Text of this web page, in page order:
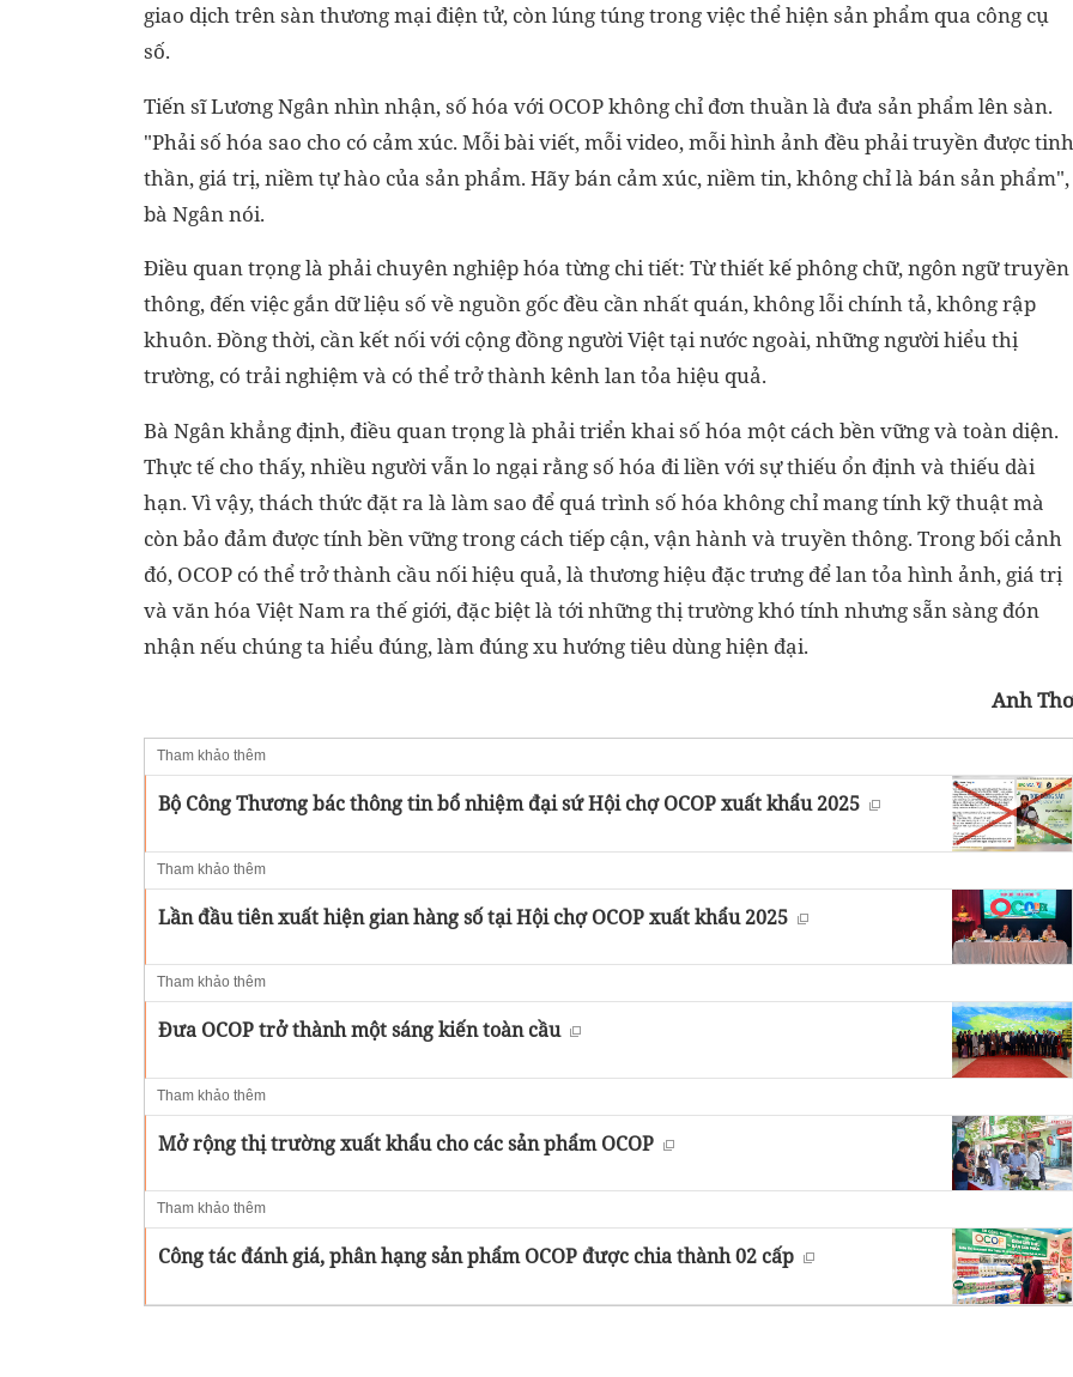
giao dịch trên sàn thương mại điện tử, còn lúng túng trong việc thể hiện sản phẩm qua công cụ
số.
Tiến sĩ Lương Ngân nhìn nhận, số hóa với OCOP không chỉ đơn thuần là đưa sản phẩm lên sàn.
"Phải số hóa sao cho có cảm xúc. Mỗi bài viết, mỗi video, mỗi hình ảnh đều phải truyền được tinh
thần, giá trị, niềm tự hào của sản phẩm. Hãy bán cảm xúc, niềm tin, không chỉ là bán sản phẩm",
bà Ngân nói.
Điều quan trọng là phải chuyên nghiệp hóa từng chi tiết: Từ thiết kế phông chữ, ngôn ngữ truyền
thông, đến việc gắn dữ liệu số về nguồn gốc đều cần nhất quán, không lỗi chính tả, không rập
khuôn. Đồng thời, cần kết nối với cộng đồng người Việt tại nước ngoài, những người hiểu thị
trường, có trải nghiệm và có thể trở thành kênh lan tỏa hiệu quả.
Bà Ngân khẳng định, điều quan trọng là phải triển khai số hóa một cách bền vững và toàn diện.
Thực tế cho thấy, nhiều người vẫn lo ngại rằng số hóa đi liền với sự thiếu ổn định và thiếu dài
hạn. Vì vậy, thách thức đặt ra là làm sao để quá trình số hóa không chỉ mang tính kỹ thuật mà
còn bảo đảm được tính bền vững trong cách tiếp cận, vận hành và truyền thông. Trong bối cảnh
đó, OCOP có thể trở thành cầu nối hiệu quả, là thương hiệu đặc trưng để lan tỏa hình ảnh, giá trị
và văn hóa Việt Nam ra thế giới, đặc biệt là tới những thị trường khó tính nhưng sẵn sàng đón
nhận nếu chúng ta hiểu đúng, làm đúng xu hướng tiêu dùng hiện đại.
Anh Thơ
Tham khảo thêm
Bộ Công Thương bác thông tin bổ nhiệm đại sứ Hội chợ OCOP xuất khẩu 2025
Tham khảo thêm
Lần đầu tiên xuất hiện gian hàng số tại Hội chợ OCOP xuất khẩu 2025
Tham khảo thêm
Đưa OCOP trở thành một sáng kiến toàn cầu
Tham khảo thêm
Mở rộng thị trường xuất khẩu cho các sản phẩm OCOP
Tham khảo thêm
Công tác đánh giá, phân hạng sản phẩm OCOP được chia thành 02 cấp